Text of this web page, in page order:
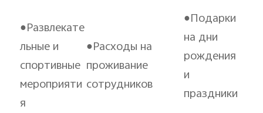
●Развлекате
льные и
спортивные
мероприяти
я
●Расходы на
проживание
сотрудников
●Подарки
на дни
рождения
и
праздники